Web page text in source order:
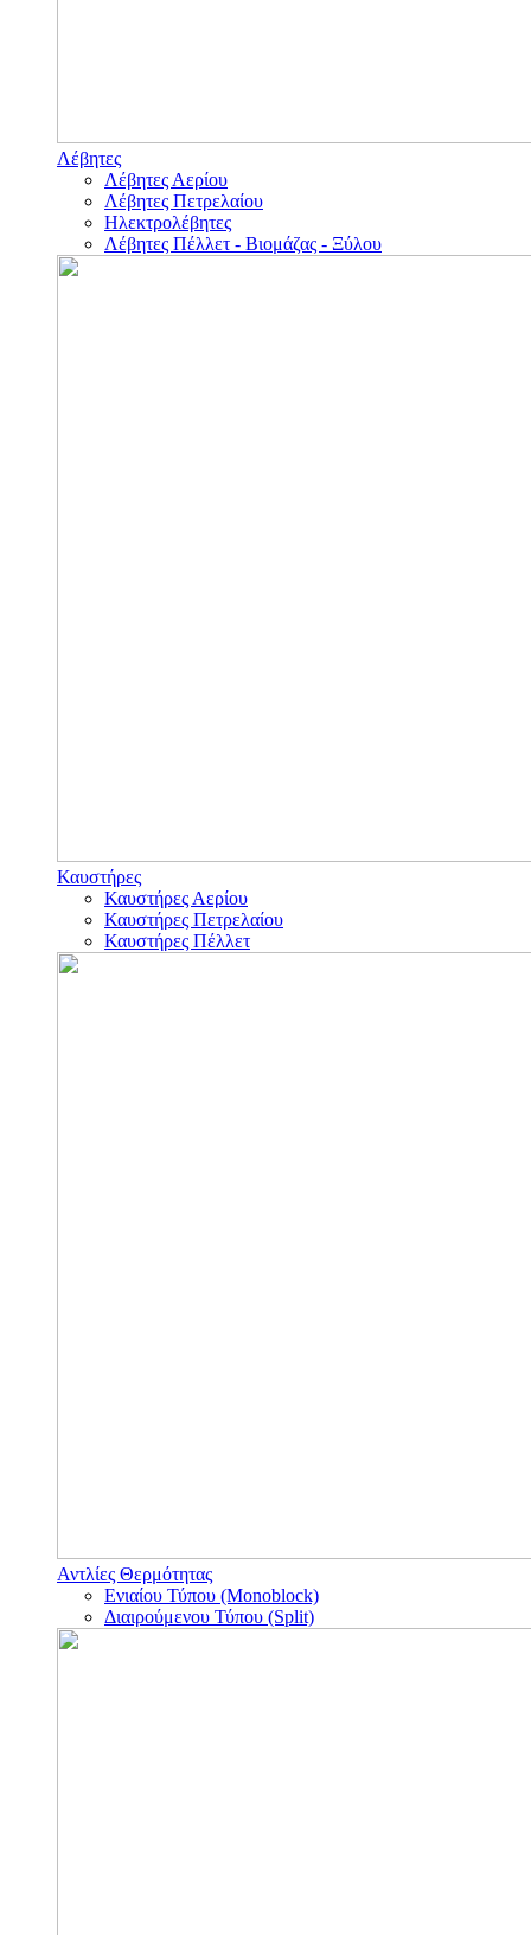
Λέβητες
Λέβητες Αερίου
Λέβητες Πετρελαίου
Ηλεκτρολέβητες
Λέβητες Πέλλετ - Βιομάζας - Ξύλου
Καυστήρες
Καυστήρες Αερίου
Καυστήρες Πετρελαίου
Καυστήρες Πέλλετ
Αντλίες Θερμότητας
Ενιαίου Τύπου (Monoblock)
Διαιρούμενου Τύπου (Split)